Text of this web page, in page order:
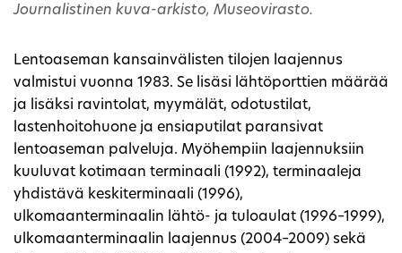
Journalistinen kuva-arkisto, Museovirasto.
Lentoaseman kansainvälisten tilojen laajennus
valmistui vuonna 1983. Se lisäsi lähtöporttien määrää
ja lisäksi ravintolat, myymälät, odotustilat,
lastenhoitohuone ja ensiaputilat paransivat
lentoaseman palveluja. Myöhempiin laajennuksiin
kuuluvat kotimaan terminaali (1992), terminaaleja
yhdistävä keskiterminaali (1996),
ulkomaanterminaalin lähtö- ja tuloaulat (1996–1999),
ulkomaanterminaalin laajennus (2004–2009) sekä